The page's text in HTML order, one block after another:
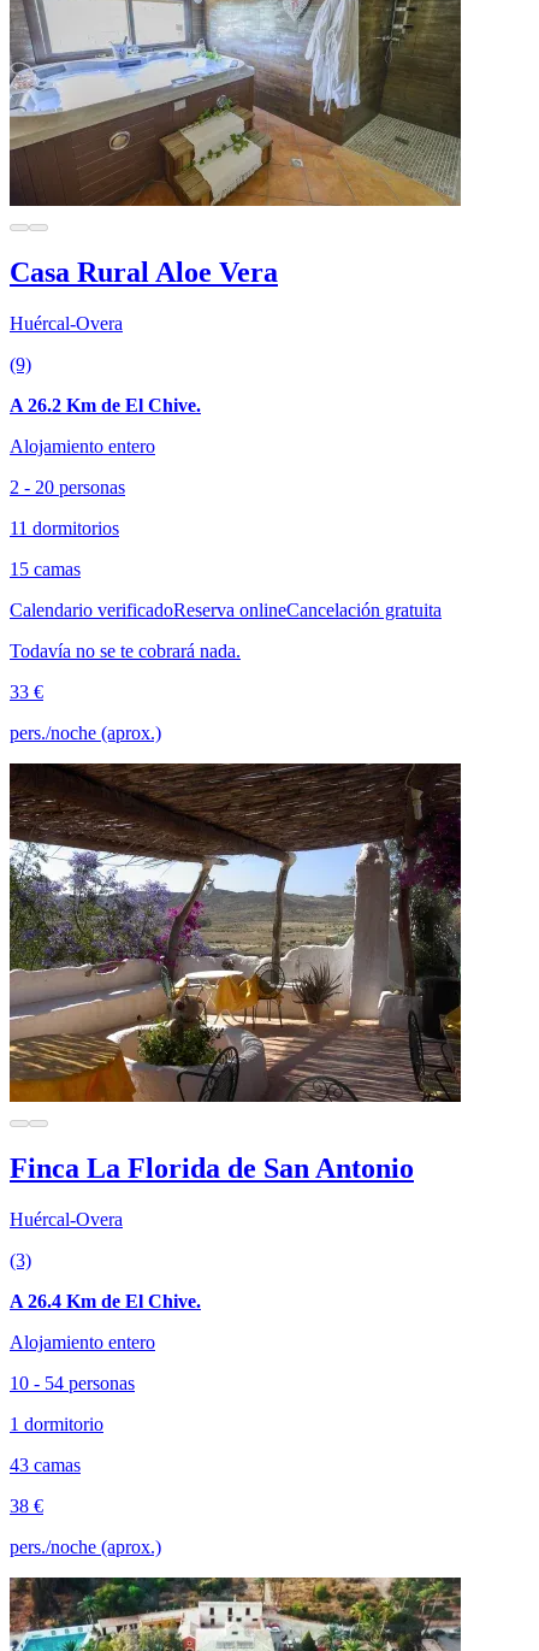
Casa Rural Aloe Vera
Huércal-Overa
(9)
A 26.2 Km de El Chive.
Alojamiento entero
2 - 20 personas
11 dormitorios
15 camas
Calendario verificadoReserva onlineCancelación gratuita
Todavía no se te cobrará nada.
33 €
pers./noche (aprox.)
Finca La Florida de San Antonio
Huércal-Overa
(3)
A 26.4 Km de El Chive.
Alojamiento entero
10 - 54 personas
1 dormitorio
43 camas
38 €
pers./noche (aprox.)